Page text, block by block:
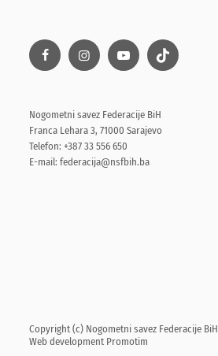
Nogometni savez Federacije BiH
Franca Lehara 3, 71000 Sarajevo
Telefon: +387 33 556 650
E-mail: federacija@nsfbih.ba
Copyright (c) Nogometni savez Federacije BiH
Web development Promotim